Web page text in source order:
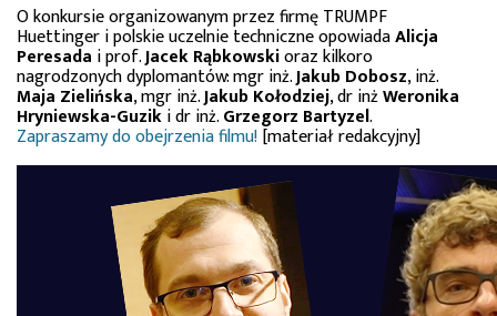
O konkursie organizowanym przez firmę TRUMPF
Huettinger i polskie uczelnie techniczne opowiadaAlicja
Peresada i prof.Jacek Rąbkowskioraz kilkoro
nagrodzonych dyplomantów: mgr inż.Jakub Dobosz, inż.
Maja Zielińska, mgr inż.Jakub Kołodziej, dr inżWeronika
Hryniewska-Guziki dr inż.Grzegorz Bartyzel.
Zapraszamy do obejrzenia filmu![materiał redakcyjny]